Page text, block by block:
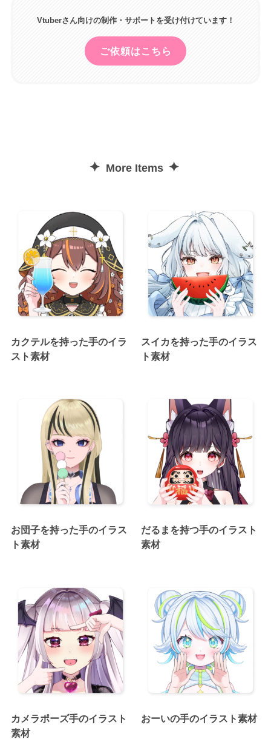
Vtuberさん向けの制作・サポートを受け付けています！
ご依頼はこちら
✦ More Items ✦
カクテルを持った手のイラ
スト素材
スイカを持った手のイラス
ト素材
お団子を持った手のイラス
ト素材
だるまを持つ手のイラスト
素材
カメラポーズ手のイラスト
素材
おーいの手のイラスト素材